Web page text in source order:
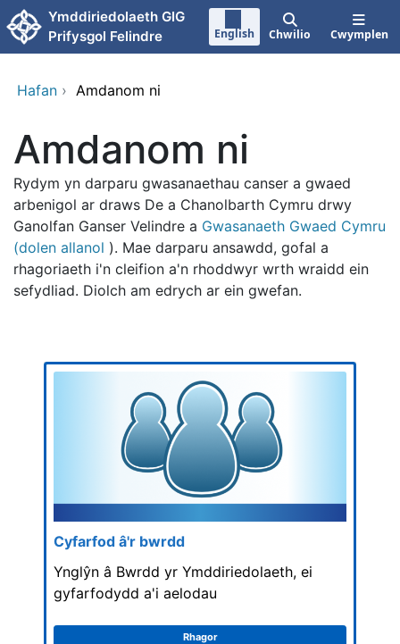
Neidio i'r prif gynnwy
Ymddiriedolaeth GIG
Prifysgol Felindre
English Chwilio Cwymplen
Hafan › Amdanom ni
Amdanom ni
Rydym yn darparu gwasanaethau canser a gwaed
arbenigol ar draws De a Chanolbarth Cymru drwy
Ganolfan Ganser Velindre a Gwasanaeth Gwaed Cymru
(dolen allanol ). Mae darparu ansawdd, gofal a
rhagoriaeth i'n cleifion a'n rhoddwyr wrth wraidd ein
sefydliad. Diolch am edrych ar ein gwefan.
Cyfarfod â'r bwrdd
Ynglŷn â Bwrdd yr Ymddiriedolaeth, ei
gyfarfodydd a'i aelodau
Rhagor